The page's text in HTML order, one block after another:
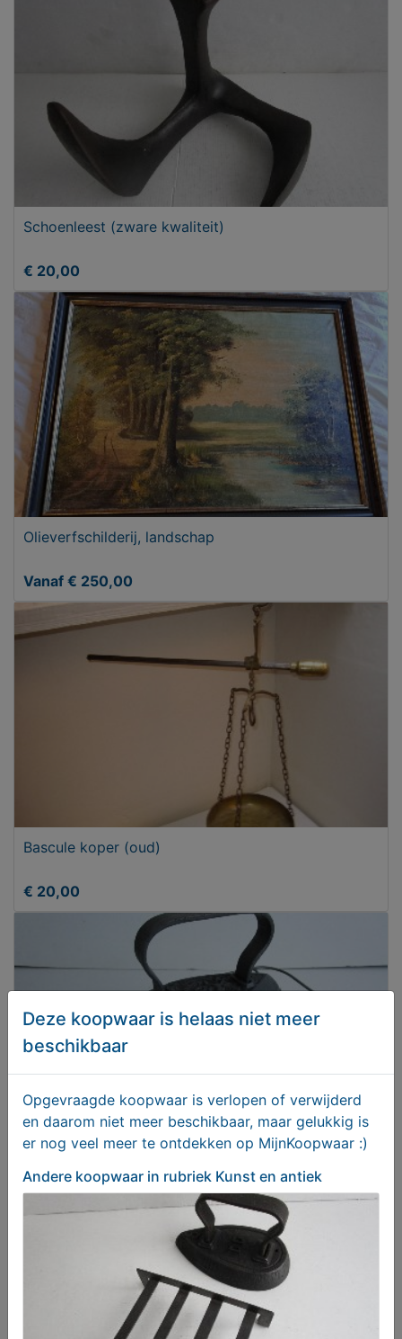
Schoenleest (zware kwaliteit)
€ 20,00
Olieverfschilderij, landschap
Vanaf € 250,00
Bascule koper (oud)
€ 20,00
Strijkijzer met opzet
Deze koopwaar is helaas niet meer
beschikbaar
Opgevraagde koopwaar is verlopen of verwijderd
en daarom niet meer beschikbaar, maar gelukkig is
er nog veel meer te ontdekken op MijnKoopwaar :)
Andere koopwaar in rubriek Kunst en antiek